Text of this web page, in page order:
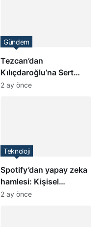
Tezcan’dan
Kılıçdaroğlu’na Sert
Tepki: “O Koltuğa
Gündem
2 ay önce
Spotify’dan yapay zeka
hamlesi: Kişisel
podcast dönemi
Teknoloji
2 ay önce